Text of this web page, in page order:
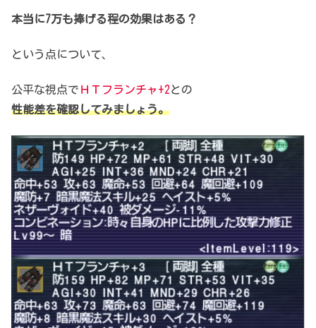
本当に7万も捧げる程の効果はある？
という点について、
公平な視点で ＨＴフランチャ+2との
性能差を確認してみましょう。